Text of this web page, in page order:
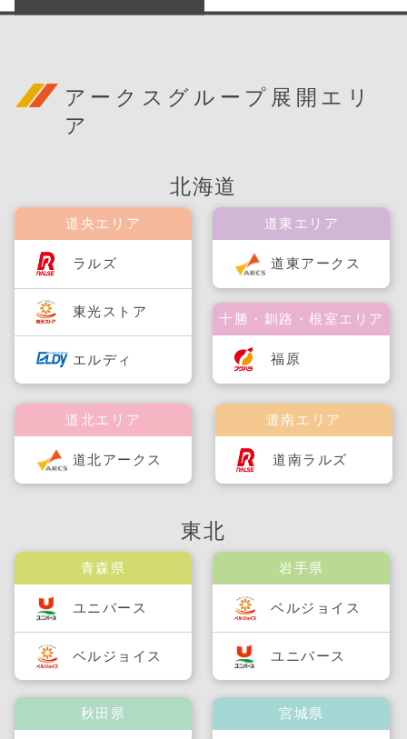
アークスグループ展開エリ
ア
北海道
道央エリア
ラルズ
東光ストア
エルディ
道南エリア
道南ラルズ
道北エリア
道北アークス
道東エリア
道東アークス
十勝・釧路・根室エリア
福原
東北
青森県
ユニバース
ベルジョイス
秋田県
岩手県
ベルジョイス
ユニバース
宮城県